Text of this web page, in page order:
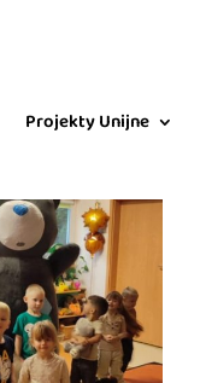
Projekty Unijne